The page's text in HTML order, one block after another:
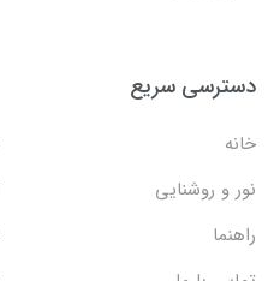
دسترسی سریع
خانه
نور و روشنایی
راهنما